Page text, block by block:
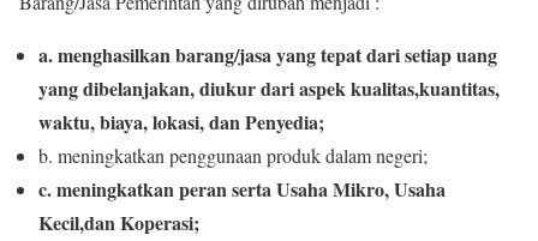
a. menghasilkan barang/jasa yang tepat dari setiap uang
yang dibelanjakan, diukur dari aspek kualitas,kuantitas,
waktu, biaya, lokasi, dan Penyedia;
b. meningkatkan penggunaan produk dalam negeri;
c. meningkatkan peran serta Usaha Mikro, Usaha
Kecil,dan Koperasi;